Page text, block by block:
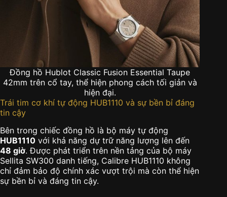
Đồng hồ Hublot Classic Fusion Essential Taupe
42mm trên cổ tay, thể hiện phong cách tối giản và
hiện đại.
Trái tim cơ khí tự động HUB1110 và sự bền bỉ đáng
tin cậy
Bên trong chiếc đồng hồ là bộ máy tự động
HUB1110 với khả năng dự trữ năng lượng lên đến
48 giờ. Được phát triển trên nền tảng của bộ máy
Sellita SW300 danh tiếng, Calibre HUB1110 không
chỉ đảm bảo độ chính xác vượt trội mà còn thể hiện
sự bền bỉ và đáng tin cậy.